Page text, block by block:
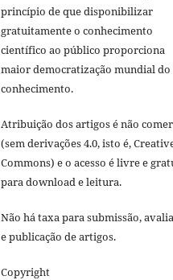
princípio de que disponibilizar
gratuitamente o conhecimento
científico ao público proporciona
maior democratização mundial do
conhecimento.
Atribuição dos artigos é não
(sem derivações 4.0, isto é,
Commons) e o acesso é livre e
para download e leitura.
Não há taxa para submissão,
e publicação de artigos.
Copyright